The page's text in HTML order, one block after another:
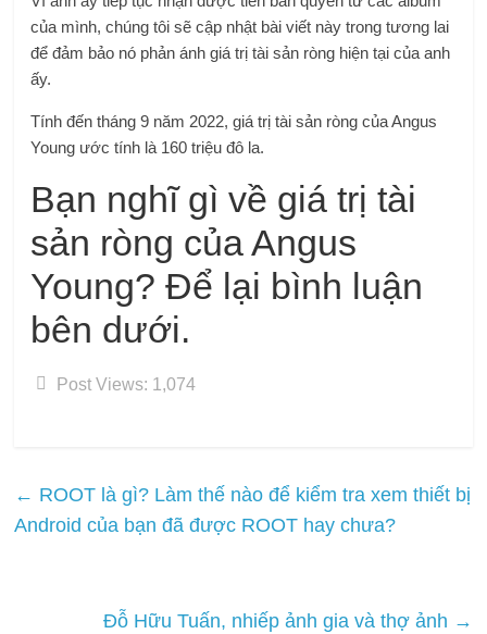
của mình, chúng tôi sẽ cập nhật bài viết này trong tương lai
để đảm bảo nó phản ánh giá trị tài sản ròng hiện tại của anh
ấy.
Tính đến tháng 9 năm 2022, giá trị tài sản ròng của Angus
Young ước tính là 160 triệu đô la.
Bạn nghĩ gì về giá trị tài
sản ròng của Angus
Young? Để lại bình luận
bên dưới.
Post Views: 1,074
← ROOT là gì? Làm thế nào để kiểm tra xem thiết bị
Android của bạn đã được ROOT hay chưa?
Đỗ Hữu Tuấn, nhiếp ảnh gia và thợ ảnh →